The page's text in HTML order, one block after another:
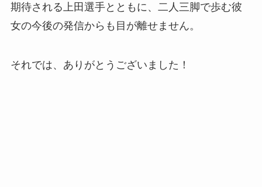
期待される上田選手とともに、二人三脚で歩む彼
女の今後の発信からも目が離せません。
それでは、ありがとうございました！